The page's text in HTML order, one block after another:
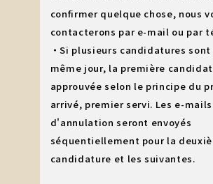
confirmer quelque chose, nous
contacterons par e-mail ou par
・Si plusieurs candidatures
même jour, la première
approuvée selon le principe du
arrivé, premier servi. Les e-mails
d'annulation seront envoyés
séquentiellement pour la
candidature et les suivantes.